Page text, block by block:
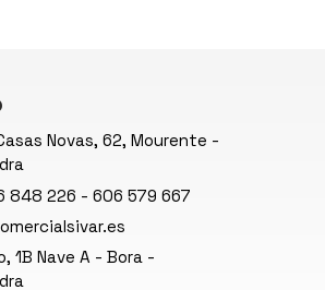
Novas, 62, Mourente -
848 226 - 606 579 667
1B Nave A - Bora -